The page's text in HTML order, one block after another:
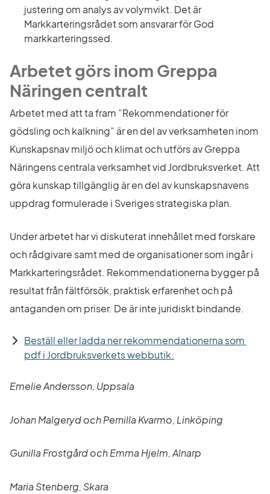
justering om analys av volymvikt. Det är
Markkarteringsrådet som ansvarar för God
markkarteringssed.
Arbetet görs inom Greppa
Näringen centralt
Arbetet med att ta fram ”Rekommendationer för
gödsling och kalkning” är en del av verksamheten inom
Kunskapsnav miljö och klimat och utförs av Greppa
Näringens centrala verksamhet vid Jordbruksverket. Att
göra kunskap tillgänglig är en del av kunskapsnavens
uppdrag formulerade i Sveriges strategiska plan.
Under arbetet har vi diskuterat innehållet med forskare
och rådgivare samt med de organisationer som ingår i
Markkarteringsrådet. Rekommendationerna bygger på
resultat från fältförsök, praktisk erfarenhet och på
antaganden om priser. De är inte juridiskt bindande.
Beställ eller ladda ner rekommendationerna som
pdf i Jordbruksverkets webbutik.
Emelie Andersson, Uppsala
Johan Malgeryd och Pernilla Kvarmo, Linköping
Gunilla Frostgård och Emma Hjelm, Alnarp
Maria Stenberg, Skara